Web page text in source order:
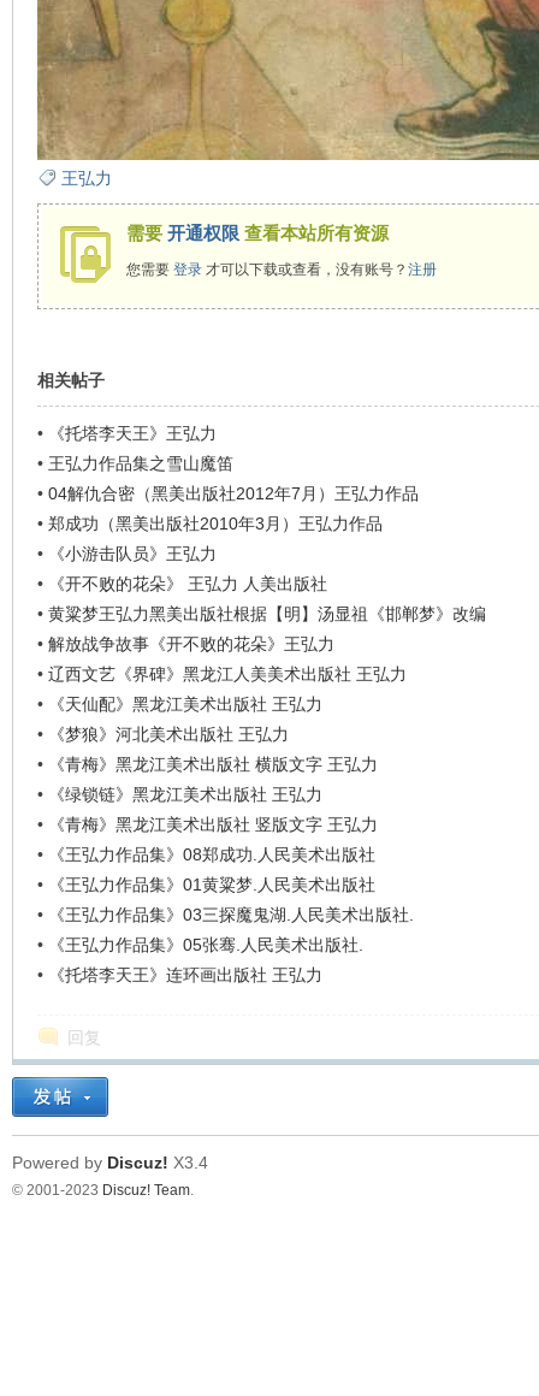
王弘力
需要 开通权限 查看本站所有资源
您需要 登录才可以下载或查看，没有账号？ 注册
相关帖子
•
《托塔李天王》王弘力
• 王弘力作品集之雪山魔笛
• 04解仇合密（黑美出版社2012年7月）王弘力作品
• 郑成功（黑美出版社2010年3月）王弘力作品
•
《小游击队员》王弘力
•
《开不败的花朵》 王弘力 人美出版社
• 黄粱梦王弘力黑美出版社根据【明】汤显祖《邯郸梦》改编
• 解放战争故事《开不败的花朵》王弘力
• 辽西文艺《界碑》黑龙江人美美术出版社 王弘力
•
《天仙配》黑龙江美术出版社 王弘力
•
《梦狼》河北美术出版社 王弘力
•
《青梅》黑龙江美术出版社 横版文字 王弘力
•
《绿锁链》黑龙江美术出版社 王弘力
•
《青梅》黑龙江美术出版社 竖版文字 王弘力
•
《王弘力作品集》08郑成功.人民美术出版社
•
《王弘力作品集》01黄粱梦.人民美术出版社
•
《王弘力作品集》03三探魔鬼湖.人民美术出版社.
•
《王弘力作品集》05张骞.人民美术出版社.
•
《托塔李天王》连环画出版社 王弘力
回复
Powered by Discuz! X3.4
© 2001-2023 Discuz! Team.